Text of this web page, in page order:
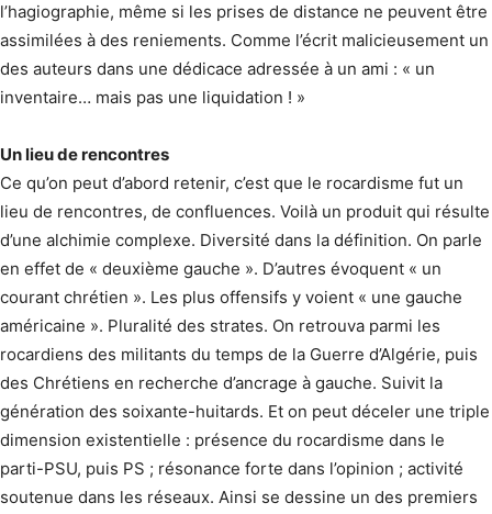
l’hagiographie, même si les prises de distance ne peuvent être
assimilées à des reniements. Comme l’écrit malicieusement un
des auteurs dans une dédicace adressée à un ami : « un
inventaire… mais pas une liquidation ! »
Un lieu de rencontres
Ce qu’on peut d’abord retenir, c’est que le rocardisme fut un
lieu de rencontres, de confluences. Voilà un produit qui résulte
d’une alchimie complexe. Diversité dans la définition. On parle
en effet de « deuxième gauche ». D’autres évoquent « un
courant chrétien ». Les plus offensifs y voient « une gauche
américaine ». Pluralité des strates. On retrouva parmi les
rocardiens des militants du temps de la Guerre d’Algérie, puis
des Chrétiens en recherche d’ancrage à gauche. Suivit la
génération des soixante-huitards. Et on peut déceler une triple
dimension existentielle : présence du rocardisme dans le
parti-PSU, puis PS ; résonance forte dans l’opinion ; activité
soutenue dans les réseaux. Ainsi se dessine un des premiers